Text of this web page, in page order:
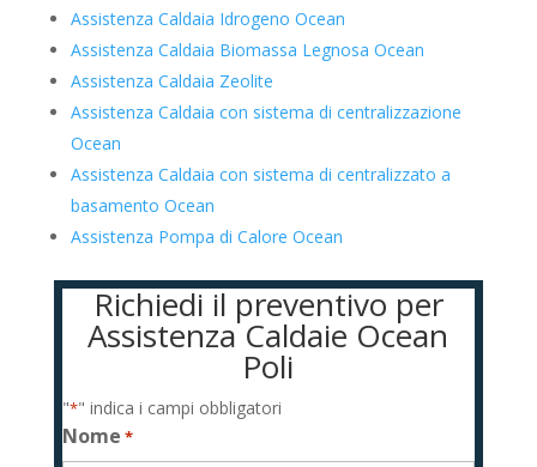
Assistenza Caldaia Idrogeno Ocean
Assistenza Caldaia Biomassa Legnosa Ocean
Assistenza Caldaia Zeolite
Assistenza Caldaia con sistema di centralizzazione
Ocean
Assistenza Caldaia con sistema di centralizzato a
basamento Ocean
Assistenza Pompa di Calore Ocean
Richiedi il preventivo per
Assistenza Caldaie Ocean
Poli
"*" indica i campi obbligatori
Nome *